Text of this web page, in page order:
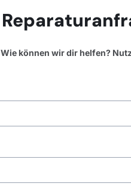
Wie können wir dir helfen?